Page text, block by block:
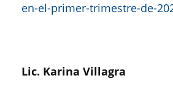
en-el-primer-trimestre-de-
Lic. Karina Villagra